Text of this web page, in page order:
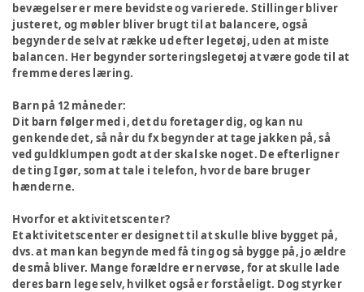
bevægelser er mere bevidste og varierede. Stillinger bliver
justeret, og møbler bliver brugt til at balancere, også
begynder de selv at række ud efter legetøj, uden at miste
balancen. Her begynder sorteringslegetøj at være gode til at
fremme deres læring.
Barn på 12 måneder:
Dit barn følger med i, det du foretager dig, og kan nu
genkende det, så når du fx begynder at tage jakken på, så
ved guldklumpen godt at der skal ske noget. De efterligner
de ting I gør, som at tale i telefon, hvor de bare bruger
hænderne.
Hvorfor et aktivitetscenter?
Et aktivitetscenter er designet til at skulle blive bygget på,
dvs. at man kan begynde med få ting og så bygge på, jo ældre
de små bliver. Mange forældre er nervøse, for at skulle lade
deres barn lege selv, hvilket også er forståeligt. Dog styrker